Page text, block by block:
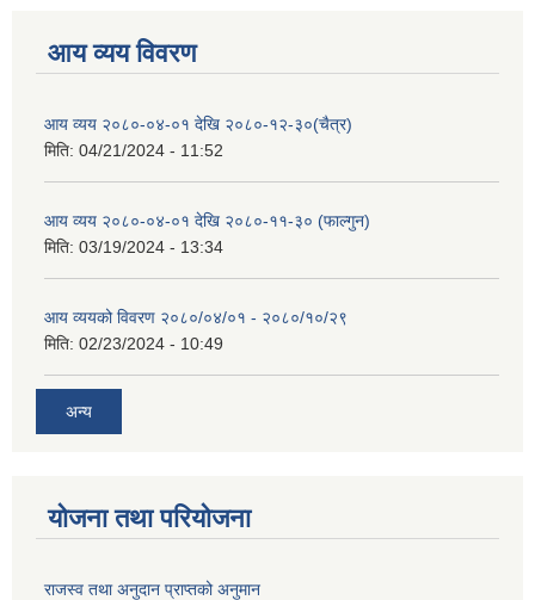
आय व्यय विवरण
आय व्यय २०८०-०४-०१ देखि २०८०-१२-३०(चैत्र)
मिति: 04/21/2024 - 11:52
आय व्यय २०८०-०४-०१ देखि २०८०-११-३० (फाल्गुन)
मिति: 03/19/2024 - 13:34
आय व्ययको विवरण २०८०/०४/०१ - २०८०/१०/२९
मिति: 02/23/2024 - 10:49
अन्य
योजना तथा परियोजना
राजस्व तथा अनुदान प्राप्तको अनुमान